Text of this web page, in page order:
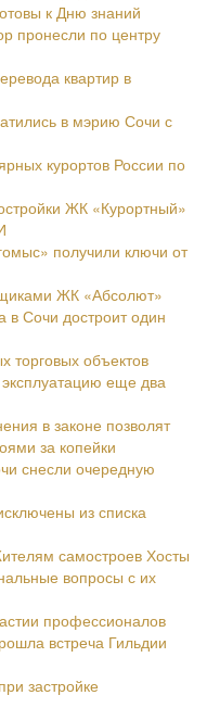
к Дню знаний
пронесли по центру
квартир в
в мэрию Сочи с
курортов России по
ЖК «Курортный»
получили ключи от
ЖК «Абсолют»
в Сочи достроит один
торговых объектов
еще два
в законе позволят
за копейки
снесли очередную
из списка
самостроев Хосты
вопросы с их
профессионалов
встреча Гильдии
застройке